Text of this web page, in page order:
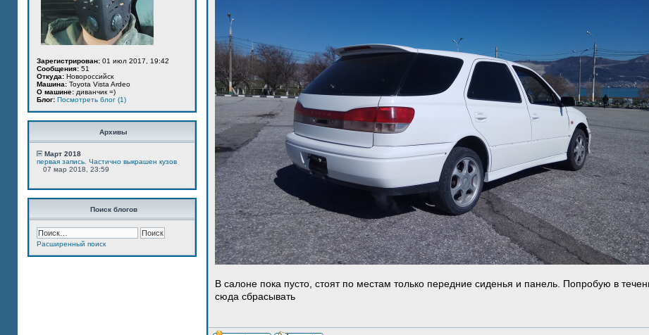
Зарегистрирован: 01 июл 2017, 19:42
Сообщения: 51
Откуда: Новороссийск
Машина: Toyota Vista Ardeo
О машине: диванчик =)
Блог: Посмотреть блог (1)
Архивы
Март 2018
первая запись. Частично выкрашен кузов
07 мар 2018, 23:59
Поиск блогов
Расширенный поиск
В салоне пока пусто, стоят по местам только передние сиденья и панель. Попробую в
сюда сбрасывать